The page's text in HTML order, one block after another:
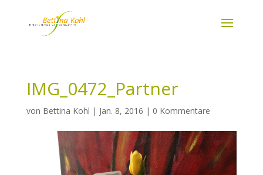
IMG_0472_Partner
von Bettina Kohl | Jan. 8, 2016 | 0 Kommentare